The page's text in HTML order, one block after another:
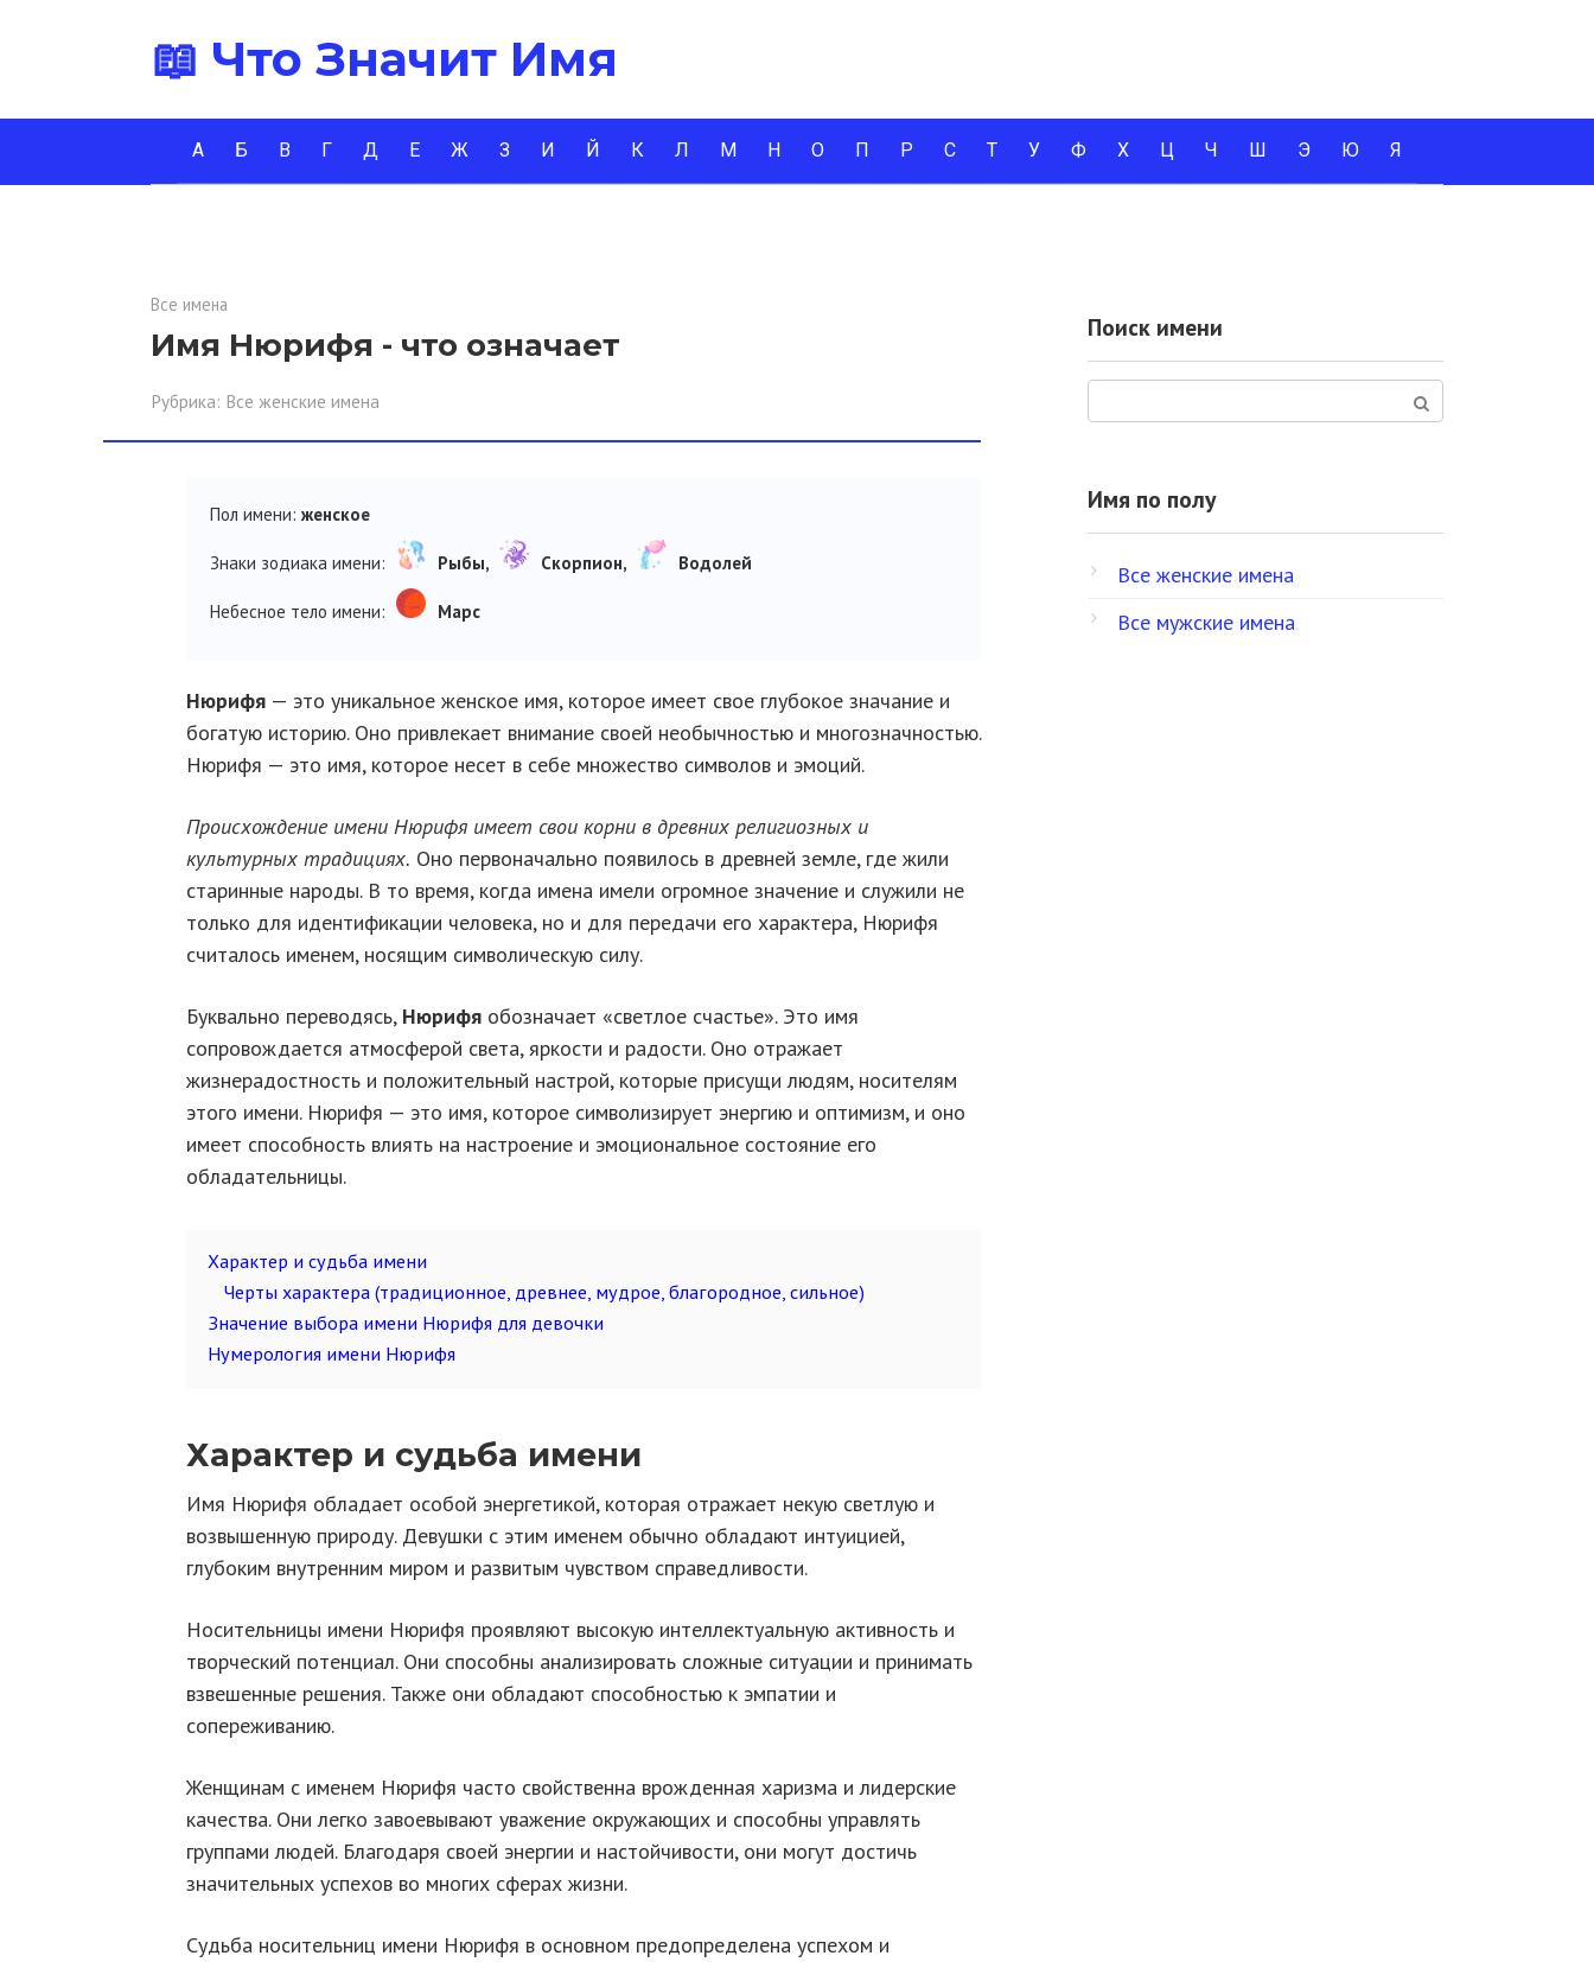
📖 Что Значит Имя
А Б В Г Д Е Ж З И Й К Л М Н О П Р С Т У Ф Х Ц Ч Ш Э Ю Я
Все имена
Имя Нюрифя - что означает
Рубрика: Все женские имена
Пол имени: женское
Знаки зодиака имени: Рыбы, Скорпион, Водолей
Небесное тело имени: Марс
Нюрифя — это уникальное женское имя, которое имеет свое глубокое значание и
богатую историю. Оно привлекает внимание своей необычностью и многозначностью.
Нюрифя — это имя, которое несет в себе множество символов и эмоций.
Происхождение имени Нюрифя имеет свои корни в древних религиозных и
культурных традициях. Оно первоначально появилось в древней земле, где жили
старинные народы. В то время, когда имена имели огромное значение и служили не
только для идентификации человека, но и для передачи его характера, Нюрифя
считалось именем, носящим символическую силу.
Буквально переводясь, Нюрифя обозначает «светлое счастье». Это имя
сопровождается атмосферой света, яркости и радости. Оно отражает
жизнерадостность и положительный настрой, которые присущи людям, носителям
этого имени. Нюрифя — это имя, которое символизирует энергию и оптимизм, и оно
имеет способность влиять на настроение и эмоциональное состояние его
обладательницы.
Характер и судьба имени
Черты характера (традиционное, древнее, мудрое, благородное, сильное)
Значение выбора имени Нюрифя для девочки
Нумерология имени Нюрифя
Характер и судьба имени
Имя Нюрифя обладает особой энергетикой, которая отражает некую светлую и
возвышенную природу. Девушки с этим именем обычно обладают интуицией,
глубоким внутренним миром и развитым чувством справедливости.
Носительницы имени Нюрифя проявляют высокую интеллектуальную активность и
творческий потенциал. Они способны анализировать сложные ситуации и принимать
взвешенные решения. Также они обладают способностью к эмпатии и
сопереживанию.
Женщинам с именем Нюрифя часто свойственна врожденная харизма и лидерские
качества. Они легко завоевывают уважение окружающих и способны управлять
группами людей. Благодаря своей энергии и настойчивости, они могут достичь
значительных успехов во многих сферах жизни.
Судьба носительниц имени Нюрифя в основном предопределена успехом и
Поиск имени
Имя по полу
Все женские имена
Все мужские имена